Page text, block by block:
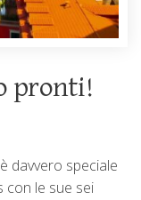
pronti!
davvero speciale
con le sue sei